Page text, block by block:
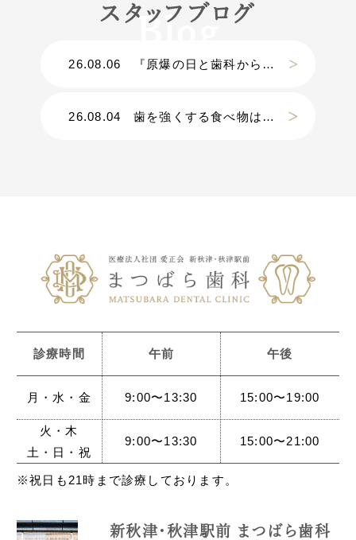
スタッフブログ
26.08.06 『原爆の日と歯科から考える災害』
26.08.04 歯を強くする食べ物は？？
診療時間 午前 午後
月・水・金 9:00〜13:30 15:00〜19:00
火・木
土・日・祝
9:00〜13:30 15:00〜21:00
※祝日も21時まで診療しております。
新秋津・秋津駅前 まつばら歯科